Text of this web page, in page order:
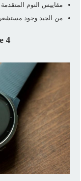
مقاييس النوم المتقدمة
من الجيد وجود
4